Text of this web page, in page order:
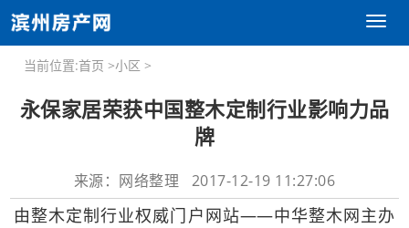
Toggle
当前位置:首页 >小区 >
永保家居荣获中国整木定制行业影响力品
牌
来源：网络整理 2017-12-19 11:27:06
由整木定制行业权威门户网站——中华整木网主办